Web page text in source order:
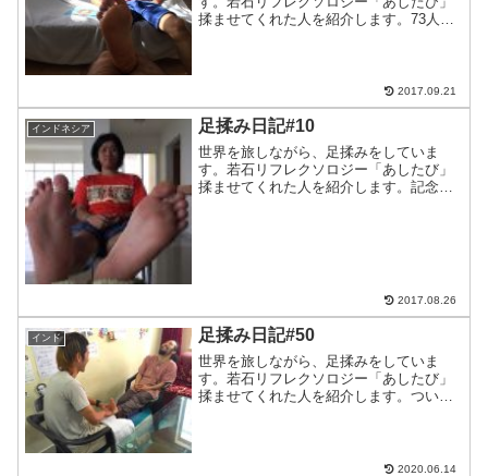
揉ませてくれた人を紹介します。73人目
2017.09.21
インドネシア 足揉み日記#10
世界を旅しながら、足揉みをしていま
す。若石リフレクソロジー「あしたび」
揉ませてくれた人を紹介します。記念す
2017.08.26
インド 足揉み日記#50
世界を旅しながら、足揉みをしていま
す。若石リフレクソロジー「あしたび」
揉ませてくれた人を紹介します。ついに
君！！！もう４回もサンタナ... 2020.06.14